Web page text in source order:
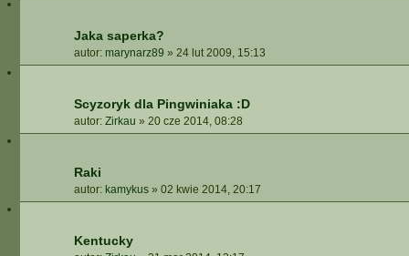
Jaka saperka?
autor: marynarz89 » 24 lut 2009, 15:13
Scyzoryk dla Pingwiniaka :D
autor: Zirkau » 20 cze 2014, 08:28
Raki
autor: kamykus » 02 kwie 2014, 20:17
Kentucky